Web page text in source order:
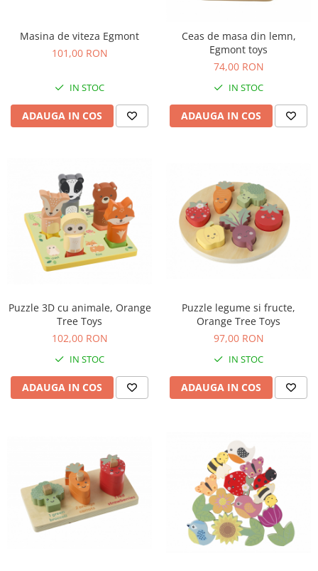
Masina de viteza Egmont
101,00 RON
IN STOC
ADAUGA IN COS
Ceas de masa din lemn,
Egmont toys
74,00 RON
IN STOC
ADAUGA IN COS
Puzzle 3D cu animale, Orange
Tree Toys
102,00 RON
IN STOC
ADAUGA IN COS
Puzzle legume si fructe,
Orange Tree Toys
97,00 RON
IN STOC
ADAUGA IN COS